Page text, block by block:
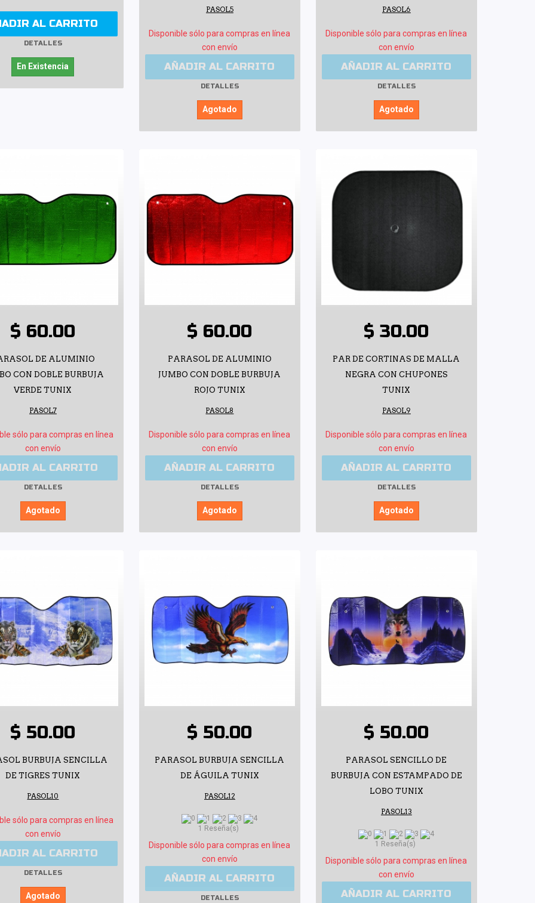
AL CARRITO
DETALLES
En Existencia
PASOL5
Disponible sólo para compras en línea
con envío
AÑADIR AL CARRITO
DETALLES
Agotado
PASOL6
Disponible sólo para compras en línea
con envío
AÑADIR AL CARRITO
DETALLES
Agotado
$ 60.00
DE ALUMINIO
CON DOBLE BURBUJA
VERDE TUNIX
PASOL7
sólo para compras en línea
con envío
AL CARRITO
DETALLES
Agotado
$ 60.00
PARASOL DE ALUMINIO
JUMBO CON DOBLE BURBUJA
ROJO TUNIX
PASOL8
Disponible sólo para compras en línea
con envío
AÑADIR AL CARRITO
DETALLES
Agotado
$ 30.00
PAR DE CORTINAS DE MALLA
NEGRA CON CHUPONES
TUNIX
PASOL9
Disponible sólo para compras en línea
con envío
AÑADIR AL CARRITO
DETALLES
Agotado
$ 50.00
BURBUJA SENCILLA
DE TIGRES TUNIX
PASOL10
sólo para compras en línea
con envío
AL CARRITO
DETALLES
Agotado
$ 50.00
PARASOL BURBUJA SENCILLA
DE ÁGUILA TUNIX
PASOL12
1 Reseña(s)
Disponible sólo para compras en línea
con envío
AÑADIR AL CARRITO
DETALLES
$ 50.00
PARASOL SENCILLO DE
BURBUJA CON ESTAMPADO DE
LOBO TUNIX
PASOL13
1 Reseña(s)
Disponible sólo para compras en línea
con envío
AÑADIR AL CARRITO